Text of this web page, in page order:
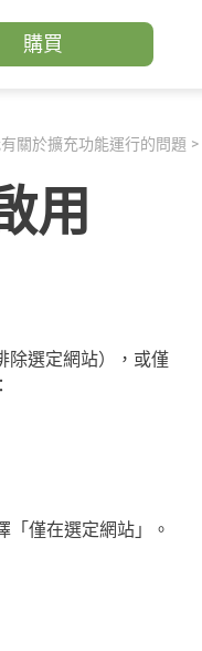
購買
關於擴充功能運行的問題
用
除選定網站），或僅
「僅在選定網站」。